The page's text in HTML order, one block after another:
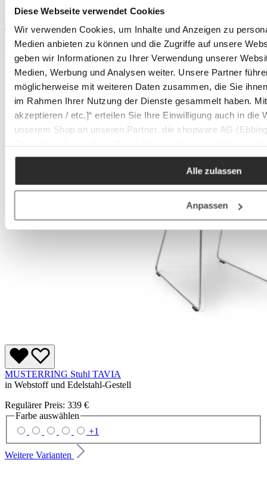
Diese Webseite verwendet Cookies
Wir verwenden Cookies, um Inhalte und Anzeigen zu
Medien anbieten zu können und die Zugriffe auf unsere
geben wir Informationen zu Ihrer Verwendung unserer
Medien, Werbung und Analysen weiter. Unsere Partner
möglicherweise mit weiteren Daten zusammen, die Sie
im Rahmen Ihrer Nutzung der Dienste gesammelt haben.
akzeptieren / etc.]“ erteilen Sie Ihre Einwilligung auch in die
unserem Shop an unseren Partner, die shopware AG
Zwecken (z.B. Produktverbesserungen,
Alle zulassen
Anpassen
Produktgalerie überspringen
Mehr Produkte aus dieser Serie entdecken
MUSTERRING Stuhl TAVIA
in Webstoff und Edelstahl-Gestell
Regulärer Preis: 339 €
Farbe auswählen
+1
Weitere Varianten